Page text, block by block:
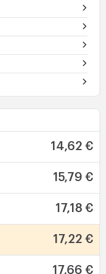
14,62 €
15,79 €
17,18 €
17,22 €
17,66 €